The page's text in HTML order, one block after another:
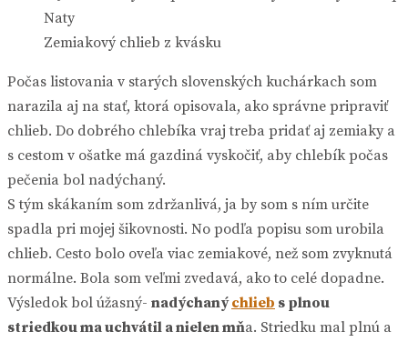
Zemiakový chlieb z kvásku
Počas listovania v starých slovenských kuchárkach som
narazila aj na stať, ktorá opisovala, ako správne pripraviť
chlieb. Do dobrého chlebíka vraj treba pridať aj zemiaky a
s cestom v ošatke má gazdiná vyskočiť, aby chlebík počas
pečenia bol nadýchaný.
S tým skákaním som zdržanlivá, ja by som s ním určite
spadla pri mojej šikovnosti. No podľa popisu som urobila
chlieb. Cesto bolo oveľa viac zemiakové, než som zvyknutá
normálne. Bola som veľmi zvedavá, ako to celé dopadne.
Výsledok bol úžasný- nadýchanýchlieb s plnou
striedkou ma uchvátil a nielen mňa. Striedku mal plnú a